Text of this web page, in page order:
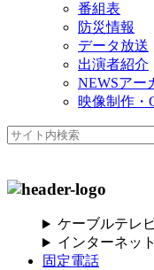
番組表
防災情報
データ放送
出演者紹介
NEWSアー
映像制作・
ケーブルテレ
インターネット
固定電話